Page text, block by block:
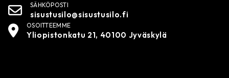
SÄHKÖPOSTI
sisustusilo@sisustusilo.fi
OSOITTEEMME
Yliopistonkatu 21, 40100 Jyväskylä